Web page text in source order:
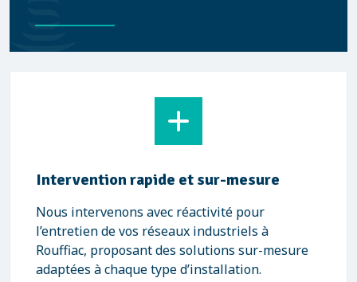
Intervention rapide et sur-mesure
Nous intervenons avec réactivité pour
l’entretien de vos réseaux industriels à
Rouffiac, proposant des solutions sur-mesure
adaptées à chaque type d’installation.